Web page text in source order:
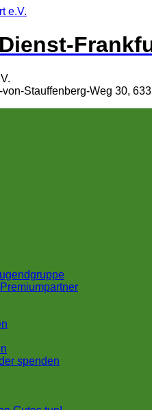
Stauffenberg-Weg 30,
spenden